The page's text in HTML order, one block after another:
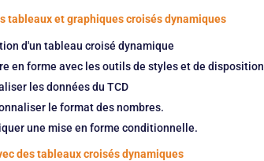
tableaux et graphiques croisés dynamiques
d'un tableau croisé dynamique
en forme avec les outils de styles et de disposition
les données du TCD
le format des nombres.
une mise en forme conditionnelle.
des tableaux croisés dynamiques